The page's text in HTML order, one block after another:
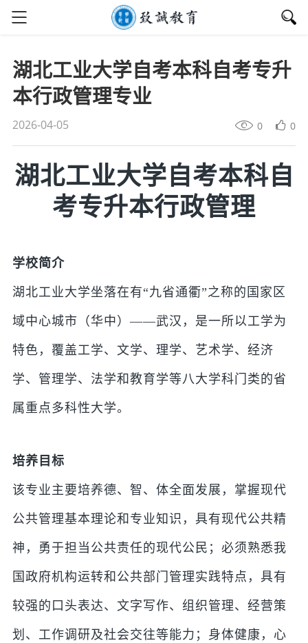
湖北工业大学自考本科自考专升
本行政管理专业
2026-04-05 0 0
湖北工业大学自考本科自
考专升本行政管理
学校简介
湖北工业大学坐落在有“九省通衢”之称的国家区
域中心城市（华中）——武汉，是一所以工学为
特色，覆盖工学、文学、理学、艺术学、经济
学、管理学、法学和教育学等八大学科门类的省
属重点多科性大学。
培养目标
该专业主要培养德、智、体全面发展，掌握现代
公共管理基本理论和专业知识，具有现代公共精
神，勇于担当公共责任的现代公民；必须熟悉我
国政府机构运转和公共部门管理实践特点，具有
较强的口头表达、文字写作、组织管理、经营策
划、工作调研及社会交往等能力；身体健康，心